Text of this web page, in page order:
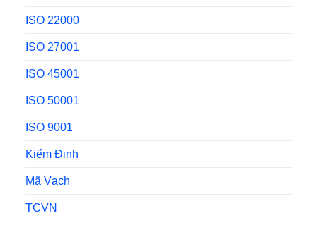
ISO 22000
ISO 27001
ISO 45001
ISO 50001
ISO 9001
Kiểm Định
Mã Vạch
TCVN